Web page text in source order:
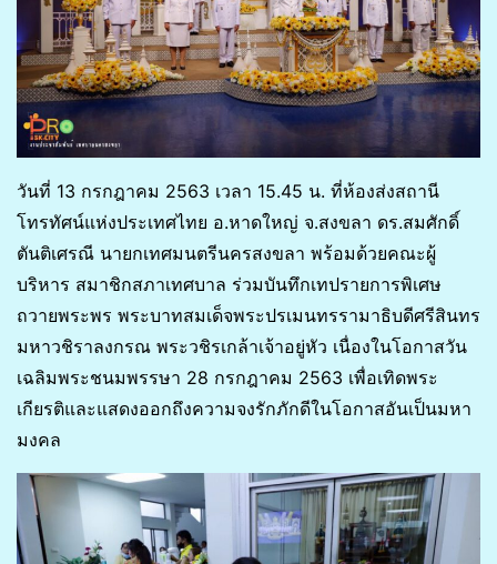
วันที่ 13 กรกฎาคม 2563 เวลา 15.45 น. ที่ห้องส่งสถานี
โทรทัศน์แห่งประเทศไทย อ.หาดใหญ่ จ.สงขลา ดร.สมศักดิ์
ตันติเศรณี นายกเทศมนตรีนครสงขลา พร้อมด้วยคณะผู้
บริหาร สมาชิกสภาเทศบาล ร่วมบันทึกเทปรายการพิเศษ
ถวายพระพร พระบาทสมเด็จพระปรเมนทรรามาธิบดีศรีสินทร
มหาวชิราลงกรณ พระวชิรเกล้าเจ้าอยู่หัว เนื่องในโอกาสวัน
เฉลิมพระชนมพรรษา 28 กรกฎาคม 2563 เพื่อเทิดพระ
เกียรติและแสดงออกถึงความจงรักภักดีในโอกาสอันเป็นมหา
มงคล